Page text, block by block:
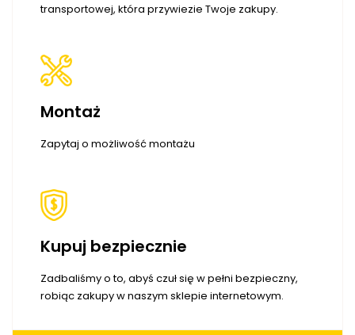
transportowej, która przywiezie Twoje zakupy.
Montaż
Zapytaj o możliwość montażu
Kupuj bezpiecznie
Zadbaliśmy o to, abyś czuł się w pełni bezpieczny,
robiąc zakupy w naszym sklepie internetowym.